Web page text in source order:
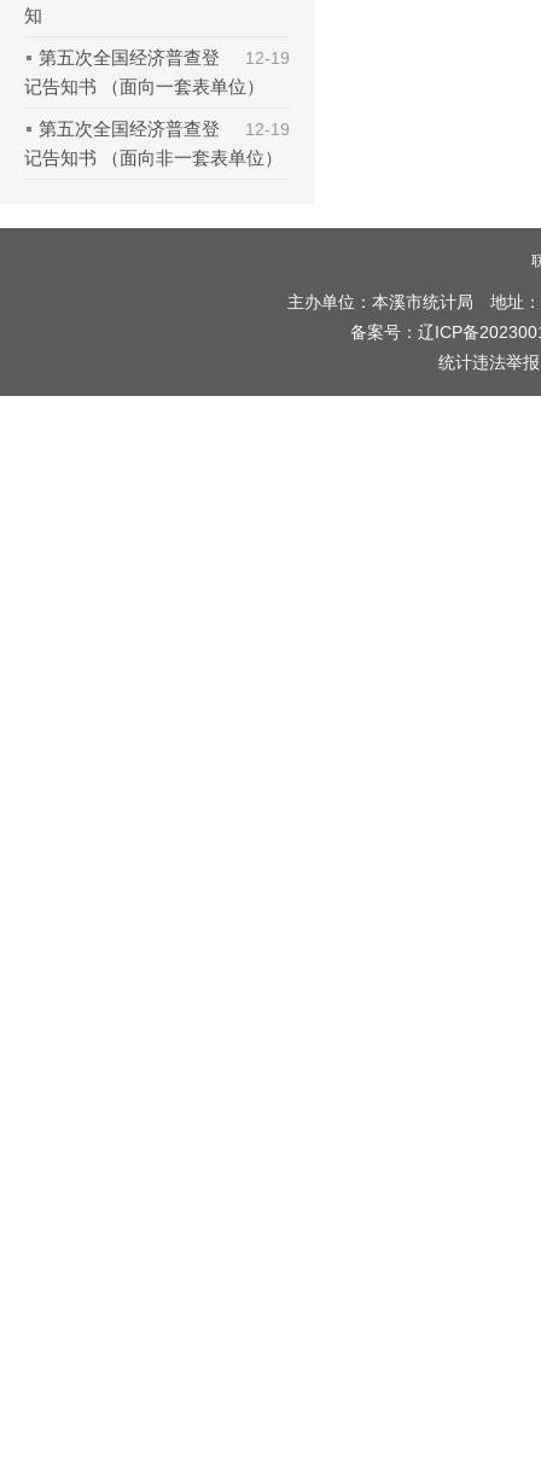
知
12-19
第五次全国经济普查登
记告知书 （面向一套表单位）
12-19
第五次全国经济普查登
记告知书 （面向非一套表单位）
主办单位：本溪市统计局 地址
备案号： 辽ICP备
统计违法举